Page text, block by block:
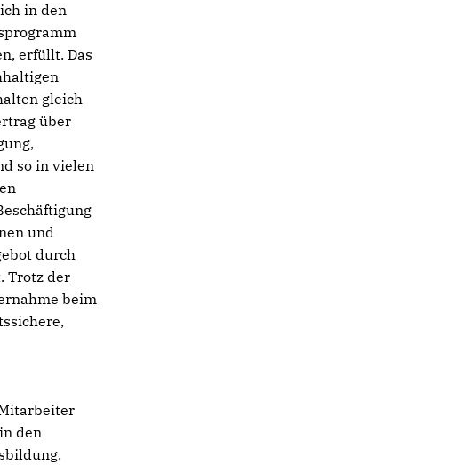
in den
erfüllt. Das
gleich
über
so in vielen
und
durch
Trotz der
beim
den